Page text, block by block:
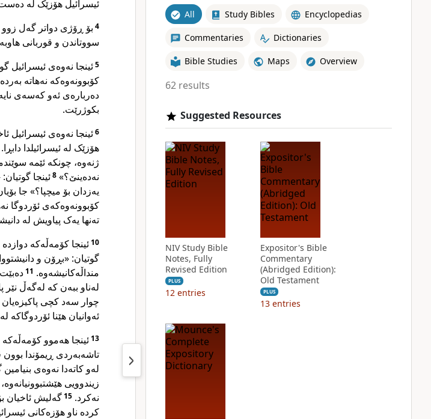
ئیسرائیل هۆزێک لە
4 بۆ ڕۆژی دواتر گەل زوو
سووتاندن و قوربانی
5ئینجا نەوەی ئیسرائیل
کۆبوونەوەکە نەهاتە
دەربارەی ئەو کەسەی
بکوژرێت.
6ئینجا نەوەی ئیسرائیل
هۆزێک لە ئیسرائیلدا
ژنەوە، چونکە ئێمە
نەدەینێ؟»8ئینجا
یەزدان بۆ میچپا؟» جا
کۆبوونەوەکەی ئۆردوگا
تەنها یەک پیاویش لە
10ئینجا کۆمەڵەکە
گوتیان: «بڕۆن و
منداڵەکانیشەوە. 11
لەناو ببەن کە لەگەڵ نێر
چوار سەد کچی پاکیزەیان
ئەوانیان هێنا
13ئینجا هەموو
تاشەبەردی ڕیمۆندا
لەو کاتەدا نەوەی
زیندوویی
نەکرد.15گەلیش ئاخیان
کردە ناو هۆزەکانی
All Study Bibles Encyclopedias
Commentaries Dictionaries
Bible Studies Maps Overview
62 results
Suggested Resources
NIV Study Bible
Notes, Fully
Revised Edition
PLUS
12 entries
Expositor's Bible
Commentary
(Abridged Edition):
Old Testament
PLUS
13 entries